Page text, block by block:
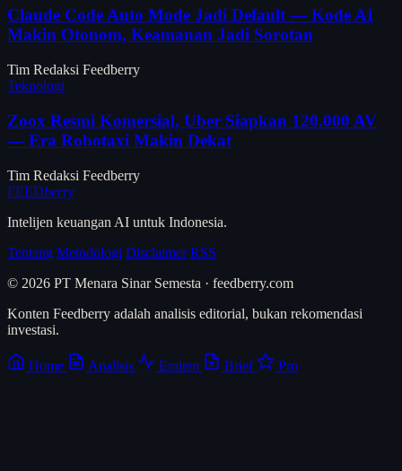
Claude Code Auto Mode Jadi Default — Kode AI
Makin Otonom, Keamanan Jadi Sorotan
Tim Redaksi Feedberry
Teknologi
Zoox Resmi Komersial, Uber Siapkan 120.000 AV
— Era Robotaxi Makin Dekat
Tim Redaksi Feedberry
FEEDberry
Intelijen keuangan AI untuk Indonesia.
Tentang Metodologi Disclaimer RSS
© 2026 PT Menara Sinar Semesta · feedberry.com
Konten Feedberry adalah analisis editorial, bukan rekomendasi
investasi.
Home Analisis Emiten Brief Pro